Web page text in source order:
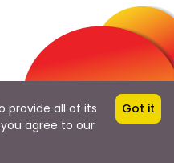
Us
provide all of its
agree to our
Got it